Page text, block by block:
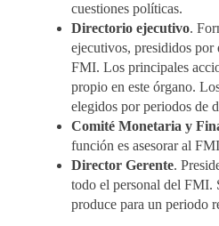
cuestiones políticas.
Directorio ejecutivo.
ejecutivos, presididos
FMI. Los principales
propio en este órgano.
elegidos por periodos de
Comité Monetaria y
función es asesorar al
Director Gerente.
todo el personal del FMI.
produce para un periodo